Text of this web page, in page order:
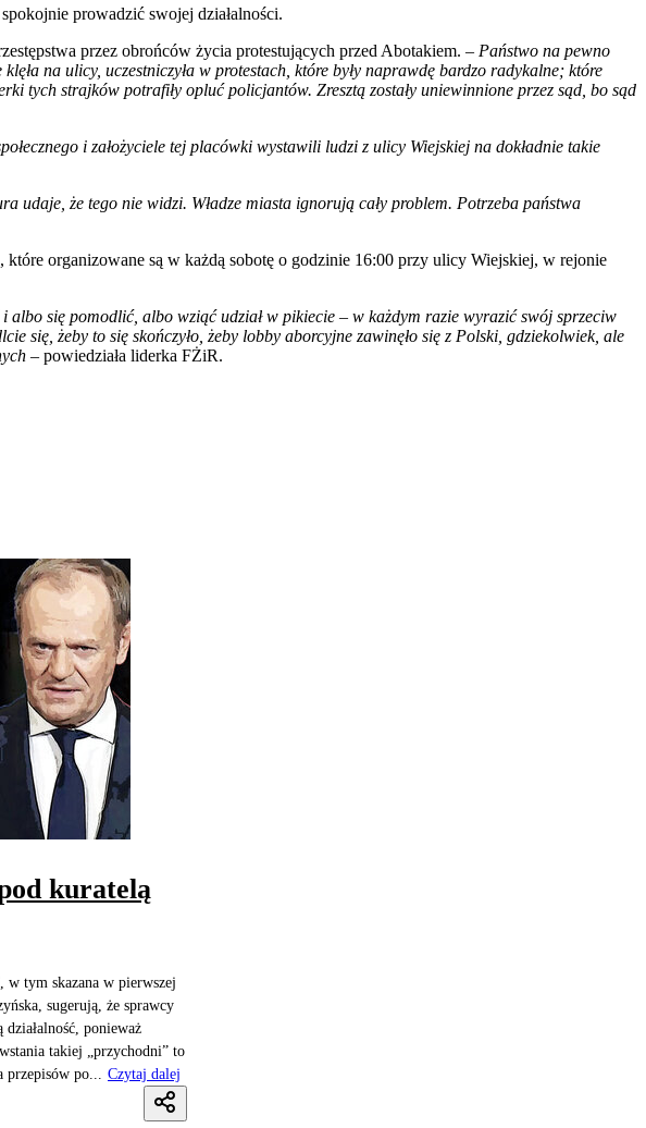
prowadzić swojej działalności.
przez obrońców życia protestujących przed Abotakiem. – Państwo na pewno
klęła na ulicy, uczestniczyła w protestach, które były naprawdę bardzo radykalne; które
tych strajków potrafiły opluć policjantów. Zresztą zostały uniewinnione przez sąd, bo sąd
i założyciele tej placówki wystawili ludzi z ulicy Wiejskiej na dokładnie takie
że tego nie widzi. Władze miasta ignorują cały problem. Potrzeba państwa
organizowane są w każdą sobotę o godzinie 16:00 przy ulicy Wiejskiej, w rejonie
się pomodlić, albo wziąć udział w pikiecie – w każdym razie wyrazić swój sprzeciw
się, żeby to się skończyło, żeby lobby aborcyjne zawinęło się z Polski, gdziekolwiek, ale
– powiedziała liderka FŻiR.
kuratelą
w tym skazana w pierwszej
sugerują, że sprawcy
ponieważ
takiej „przychodni” to
po...
Czytaj dalej